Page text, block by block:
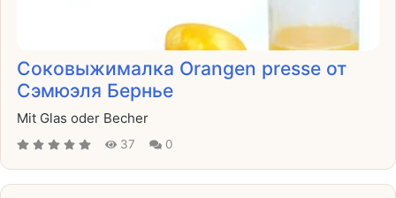
Соковыжималка Orangen presse от
Сэмюэля Бернье
Mit Glas oder Becher
37 0